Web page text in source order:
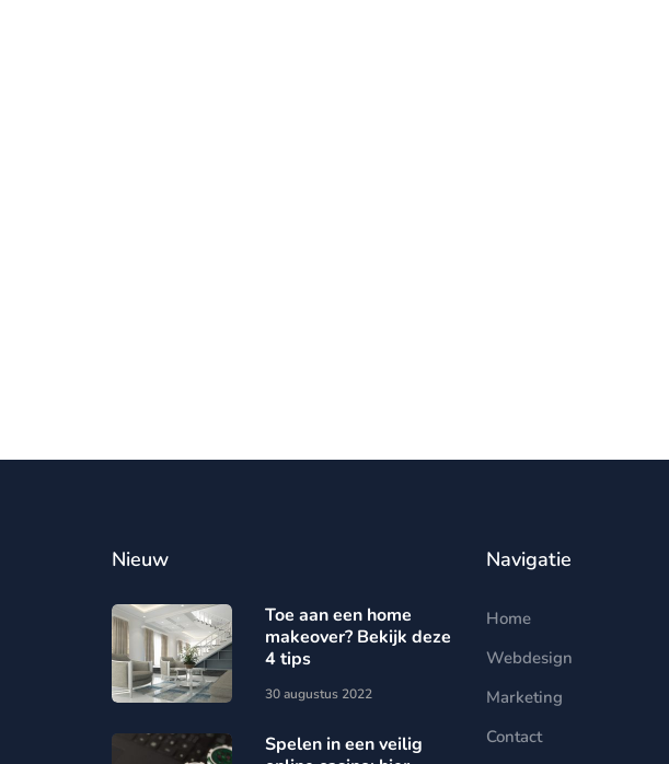
Nieuw
Toe aan een home
makeover? Bekijk deze
4 tips
30 augustus 2022
Spelen in een veilig
Navigatie
Home
Webdesign
Marketing
Contact